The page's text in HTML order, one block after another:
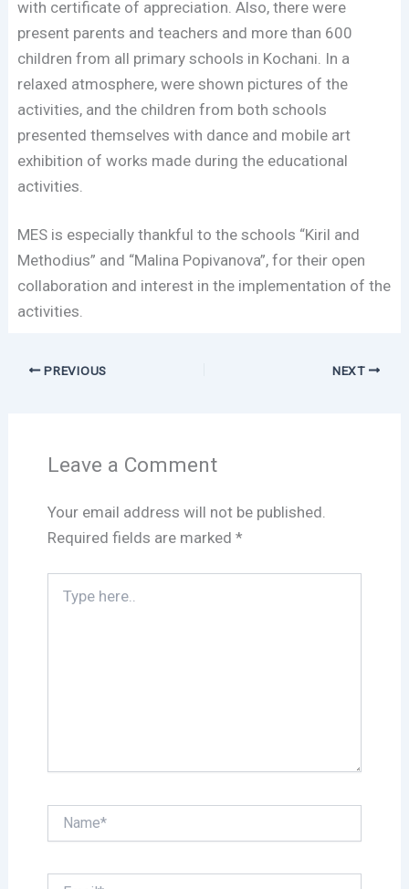
with certificate of appreciation. Also, there were
present parents and teachers and more than 600
children from all primary schools in Kochani. In a
relaxed atmosphere, were shown pictures of the
activities, and the children from both schools
presented themselves with dance and mobile art
exhibition of works made during the educational
activities.
MES is especially thankful to the schools “Kiril and
Methodius” and “Malina Popivanova”, for their open
collaboration and interest in the implementation of the
activities.
PREVIOUS NEXT
Leave a Comment
Your email address will not be published.
Required fields are marked *
here..